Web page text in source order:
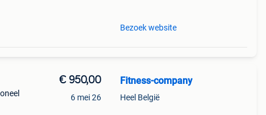
Bezoek website
€ 950,00
6 mei 26
Fitness-company
Heel België